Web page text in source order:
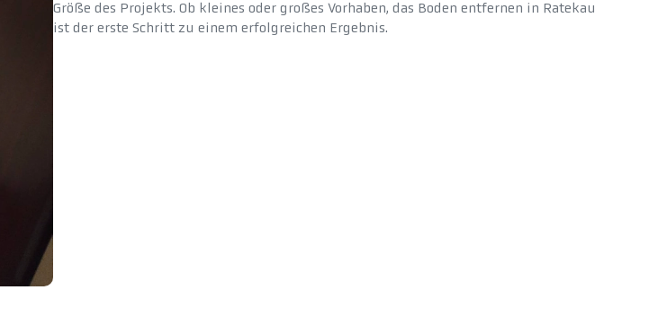
Größe des Projekts. Ob kleines oder großes Vorhaben, das Boden entfernen in Ratekau
ist der erste Schritt zu einem erfolgreichen Ergebnis.